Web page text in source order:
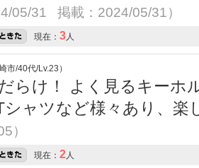
05/31 掲載：2024/05/31）
現在： 3人
市/40代/Lv.23）
らけ！ よく見るキーホ
シャツなど様々あり、
）
現在： 2人